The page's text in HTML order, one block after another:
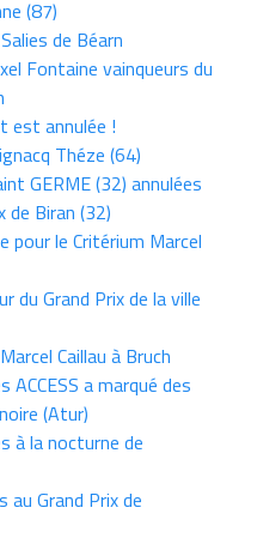
(87)
de Béarn
Fontaine vainqueurs du
est annulée !
Théze (64)
GERME (32) annulées
de Biran (32)
pour le Critérium Marcel
du Grand Prix de la ville
Caillau à Bruch
ACCESS a marqué des
(Atur)
à la nocturne de
au Grand Prix de